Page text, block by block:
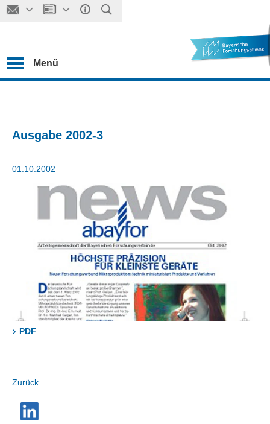
Menü
Ausgabe 2002-3
01.10.2002
PDF
Zurück